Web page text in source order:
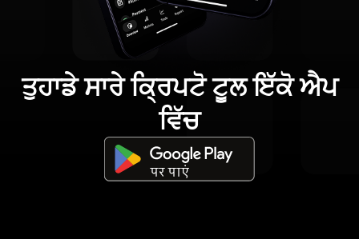
ਤੁਹਾਡੇ ਸਾਰੇ ਕ੍ਰਿਪਟੋ ਟੂਲ ਇੱਕੋ ਐਪ
ਵਿੱਚ